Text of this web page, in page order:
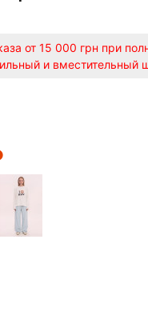
от 15 000 грн при
и вместительный